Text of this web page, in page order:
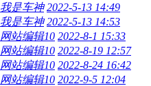
我是车神 2022-5-13 14:49
我是车神 2022-5-13 14:53
网站编辑10 2022-8-1 15:33
网站编辑10 2022-8-19 12:57
网站编辑10 2022-8-24 16:42
网站编辑10 2022-9-5 12:04